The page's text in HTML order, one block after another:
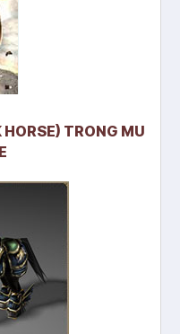
HORSE) TRONG MU